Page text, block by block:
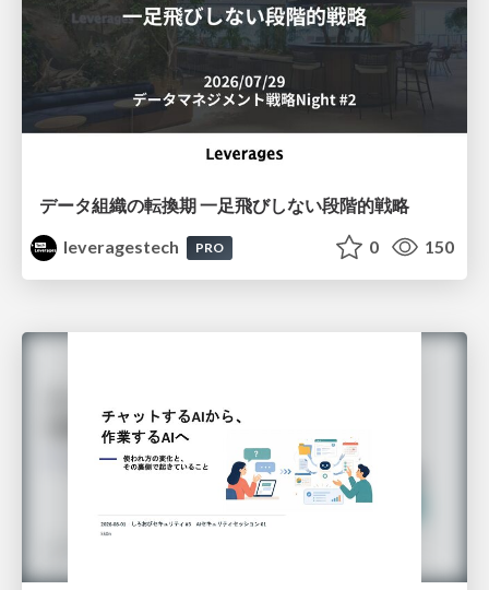
データ組織の転換期 一足飛びしない段階的戦略
leveragestech
PRO 0 150